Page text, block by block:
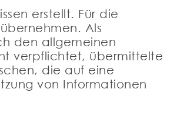
erstellt. Für die
Als
den allgemeinen
verpflichtet, übermittelte
die auf eine
von Informationen